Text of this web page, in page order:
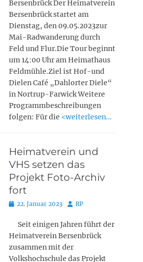
Bersenbrück Der Heimatverein
Bersenbrück startet am
Dienstag, den 09.05.2023zur
Mai-Radwanderung durch
Feld und Flur.Die Tour beginnt
um 14:00 Uhr am Heimathaus
Feldmühle.Ziel ist Hof-und
Dielen Café „Dahlorter Diele“
in Nortrup-Farwick Weitere
Programmbeschreibungen
folgen: Für die <weiterlesen…
Heimatverein und
VHS setzen das
Projekt Foto-Archiv
fort
Posted
22. Januar 2023 Autor
RP
Seit einigen Jahren führt der
Heimatverein Bersenbrück
zusammen mit der
Volkshochschule das Projekt